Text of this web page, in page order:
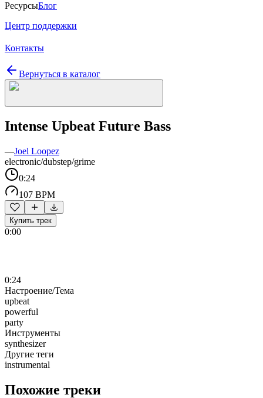
РесурсыБлог
Центр поддержки
Контакты
Вернуться в каталог
Intense Upbeat Future Bass
—Joel Loopez
electronic/dubstep/grime
0:24
107 BPM
Купить трек
0:00
0:24
Настроение/Тема
upbeat
powerful
party
Инструменты
synthesizer
Другие теги
instrumental
Похожие треки